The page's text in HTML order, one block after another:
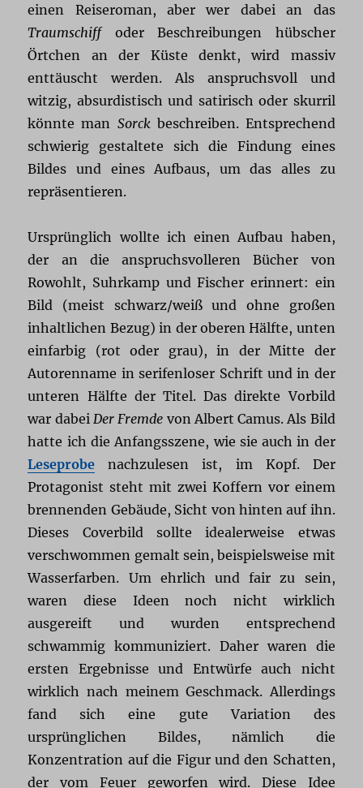
einen Reiseroman, aber wer dabei an das
Traumschiffoder Beschreibungen hübscher
Örtchen an der Küste denkt, wird massiv
enttäuscht werden. Als anspruchsvoll und
witzig, absurdistisch und satirisch oder skurril
könnte man Sorckbeschreiben. Entsprechend
schwierig gestaltete sich die Findung eines
Bildes und eines Aufbaus, um das alles zu
repräsentieren.
Ursprünglich wollte ich einen Aufbau haben,
der an die anspruchsvolleren Bücher von
Rowohlt, Suhrkamp und Fischer erinnert: ein
Bild (meist schwarz/weiß und ohne großen
inhaltlichen Bezug) in der oberen Hälfte, unten
einfarbig (rot oder grau), in der Mitte der
Autorenname in serifenloser Schrift und in der
unteren Hälfte der Titel. Das direkte Vorbild
war dabei Der Fremde von Albert Camus. Als Bild
hatte ich die Anfangsszene, wie sie auch in der
Leseprobe nachzulesen ist, im Kopf. Der
Protagonist steht mit zwei Koffern vor einem
brennenden Gebäude, Sicht von hinten auf ihn.
Dieses Coverbild sollte idealerweise etwas
verschwommen gemalt sein, beispielsweise mit
Wasserfarben. Um ehrlich und fair zu sein,
waren diese Ideen noch nicht wirklich
ausgereift und wurden entsprechend
schwammig kommuniziert. Daher waren die
ersten Ergebnisse und Entwürfe auch nicht
wirklich nach meinem Geschmack. Allerdings
fand sich eine gute Variation des
ursprünglichen Bildes, nämlich die
Konzentration auf die Figur und den Schatten,
der vom Feuer geworfen wird. Diese Idee